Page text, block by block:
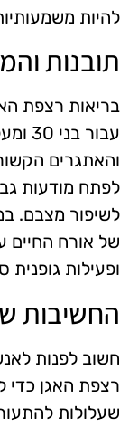
להיות
תובנות
בריאות רצפת
והאתגרים
לפתח מודעות
לשיפור מצבם.
של אורח החיים
ופעילות גופנית
החשיבות
חשוב לפנות
רצפת האגן כדי
שעלולות